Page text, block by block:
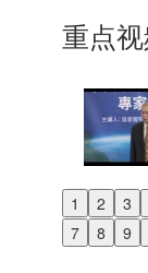
重点
1 2 3
7
8 9
Previous
Next